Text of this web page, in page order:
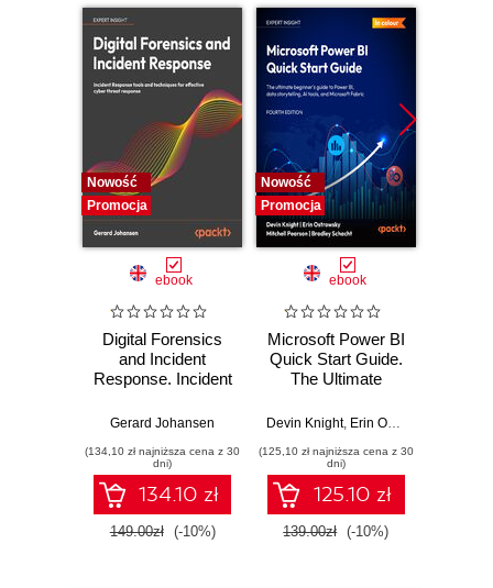
Nowość
Promocja
ebook
Digital Forensics
and Incident
Response. Incident
and techniques for
threat response -
Fourth Edition
Gerard Johansen
(134,10 zł najniższa cena z 30
dni)
134.10 zł
149.00zł (-10%)
Nowość
Promocja
ebook
Microsoft Power BI
Quick Start Guide.
The Ultimate
to Power BI, Data
Tools, and
Microsoft Fabric -
Fourth Edition
Devin Knight, Erin Ostrowsky
(125,10 zł najniższa cena z 30
dni)
125.10 zł
139.00zł (-10%)